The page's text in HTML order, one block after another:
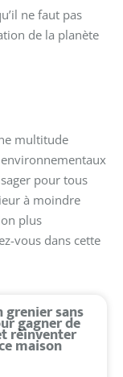
ne faut pas
de la planète
multitude
environnementaux
pour tous
à moindre
plus
vous dans cette
grenier sans
gagner de
réinventer
maison